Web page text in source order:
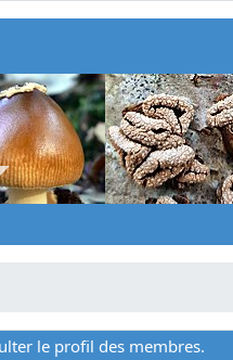
le profil des membres.